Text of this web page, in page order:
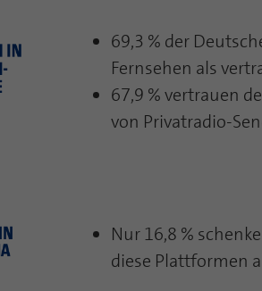
69,3 % der
Fernsehen als
67,9 % vertrauen
von Privatradio-
Nur 16,8 %
diese Plattformen